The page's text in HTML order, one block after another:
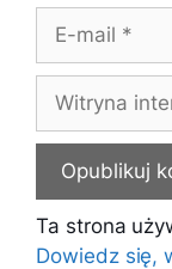
mail
internetowa
Ta strona
Dowiedz się,